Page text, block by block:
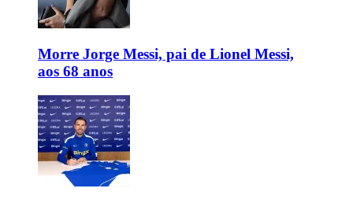
Morre Jorge Messi, pai de Lionel Messi,
aos 68 anos